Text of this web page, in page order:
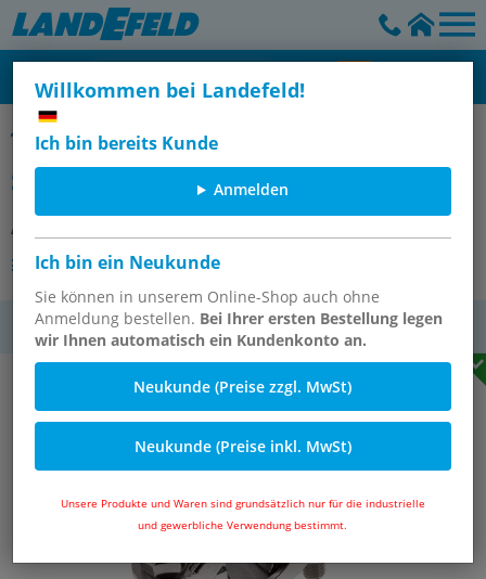
Willkommen bei Landefeld!
Ich bin bereits Kunde
Anmelden
Ich bin ein Neukunde
Sie können in unserem Online-Shop auch ohne
Anmeldung bestellen. Bei Ihrer ersten Bestellung legen
wir Ihnen automatisch ein Kundenkonto an.
Neukunde (Preise zzgl. MwSt)
Neukunde (Preise inkl. MwSt)
Unsere Produkte und Waren sind grundsätzlich nur für die industrielle
und gewerbliche Verwendung bestimmt.
Schlauchklemmen, 2-teilig mit losen Zungen, ähnlich DIN 20039 A
Schlauchklemme 1.4401, 18 - 26mm
Artikelnummer:
Andere Varianten des Artikels
MwSt.